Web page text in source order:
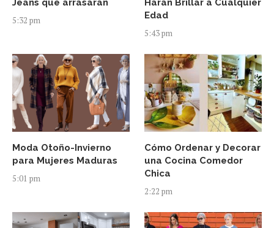
5:32 pm
Edad
5:43 pm
Moda Otoño-Invierno
para Mujeres Maduras
5:01 pm
Cómo Ordenar y Decorar
una Cocina Comedor
Chica
2:22 pm